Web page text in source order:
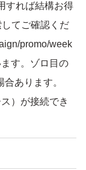
すれば結構お得
てご確認くだ
promo/week
す。ゾロ目の
あります。
）が接続でき
結可能です。